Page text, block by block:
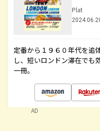
Plat
定番から１９６０年代を追
し、短いロンドン滞在でも
一冊。
AD